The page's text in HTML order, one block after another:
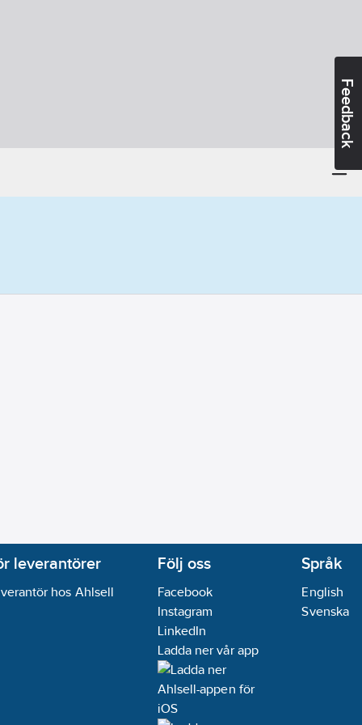
Feedback
leverantörer
hos Ahlsell
Följ oss
Facebook
Instagram
LinkedIn
Ladda ner vår app
Språk
English
Svenska